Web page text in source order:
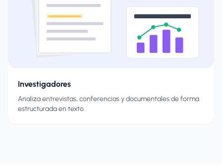
Investigadores
Analiza entrevistas, conferencias y documentales de forma
estructurada en texto.